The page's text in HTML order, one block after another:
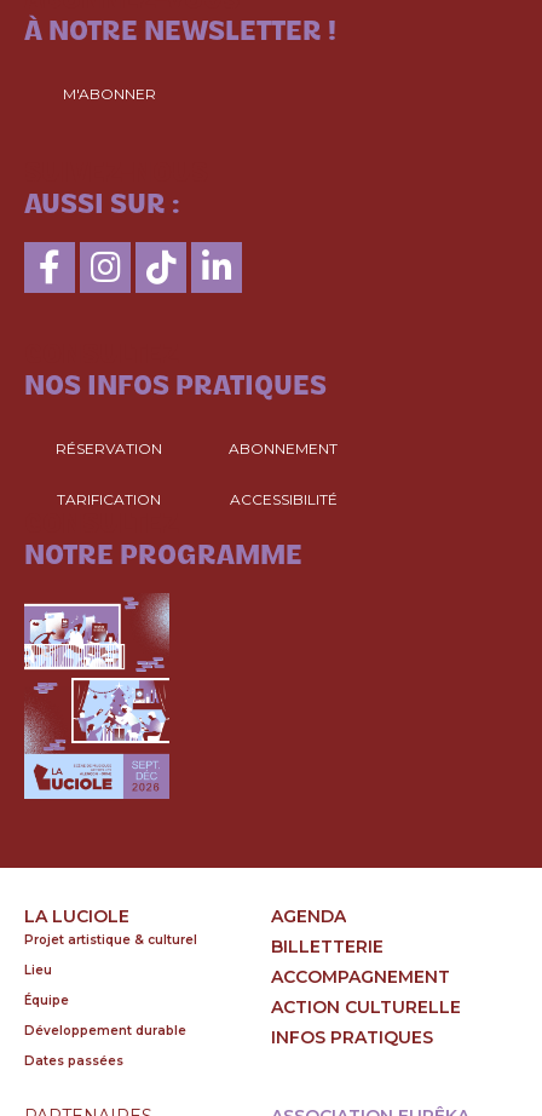
À NOTRE NEWSLETTER !
M'ABONNER
AUSSI SUR :
NOS INFOS PRATIQUES
RÉSERVATION ABONNEMENT
TARIFICATION ACCESSIBILITÉ
NOTRE PROGRAMME
LA LUCIOLE
Projet artistique & culturel
Lieu
Équipe
Développement durable
Dates passées
AGENDA
BILLETTERIE
ACCOMPAGNEMENT
ACTION CULTURELLE
INFOS PRATIQUES